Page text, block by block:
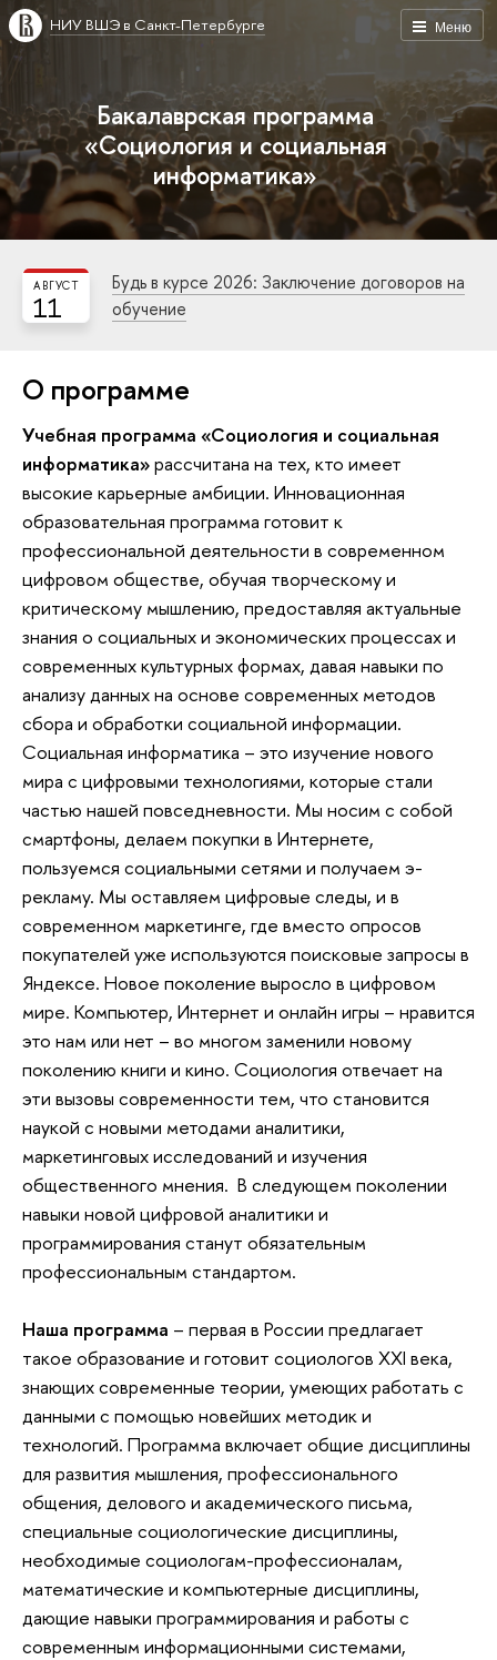
Меню
НИУ ВШЭ в Санкт-Петербурге
Бакалаврская программа
«Социология и социальная
информатика»
11
АВГУСТ
Будь в курсе 2026: Заключение договоров на
обучение
О программе
Учебная программа «Социология и социальная
информатика»рассчитана на тех, кто имеет
высокие карьерные амбиции. Инновационная
образовательная программа готовит к
профессиональной деятельности в современном
цифровом обществе, обучая творческому и
критическому мышлению, предоставляя актуальные
знания о социальных и экономических процессах и
современных культурных формах, давая навыки по
анализу данных на основе современных методов
сбора и обработки социальной информации.
Социальная информатика – это изучение нового
мира с цифровыми технологиями, которые стали
частью нашей повседневности. Мы носим с собой
смартфоны, делаем покупки в Интернете,
пользуемся социальными сетями и получаем э-
рекламу. Мы оставляем цифровые следы, и в
современном маркетинге, где вместо опросов
покупателей уже используются поисковые запросы в
Яндексе. Новое поколение выросло в цифровом
мире. Компьютер, Интернет и онлайн игры – нравится
это нам или нет – во многом заменили новому
поколению книги и кино. Социология отвечает на
эти вызовы современности тем, что становится
наукой с новыми методами аналитики,
маркетинговых исследований и изучения
общественного мнения. В следующем поколении
навыки новой цифровой аналитики и
программирования станут обязательным
профессиональным стандартом.
Наша программа – первая в России предлагает
такое образование и готовит социологов XXI века,
знающих современные теории, умеющих работать с
данными с помощью новейших методик и
технологий. Программа включает общие дисциплины
для развития мышления, профессионального
общения, делового и академического письма,
специальные социологические дисциплины,
необходимые социологам-профессионалам,
математические и компьютерные дисциплины,
дающие навыки программирования и работы с
современным информационными системами,